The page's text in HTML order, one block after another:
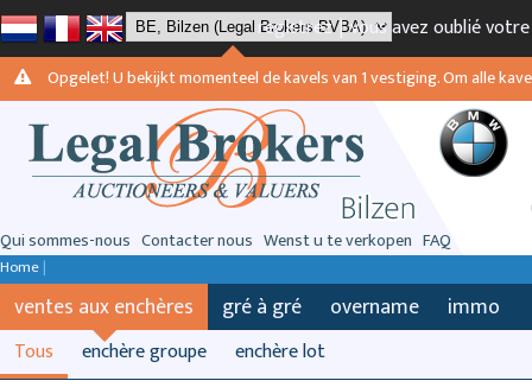
registrez | vous avez oublié
Opgelet! U bekijkt momenteel de kavels van 1 vestiging. Om alle
Qui sommes-nous Contacter nous Wenst u te verkopen FAQ
Home|
ventes aux enchères gré à gré overname immo
Tous enchère groupe enchère lot